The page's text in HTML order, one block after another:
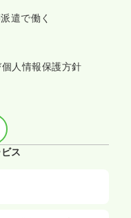
遣で働く
人情報保護方針
ス